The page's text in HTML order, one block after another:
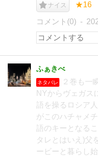
ナイス ★16
コメント(0)
ふぁきべ
ネタバレ
２巻も一
NYからヴェガス
語を操るロシア
がこのハチャメ
語のキーとなる
タレとはいえ)父
ービーと暮らし